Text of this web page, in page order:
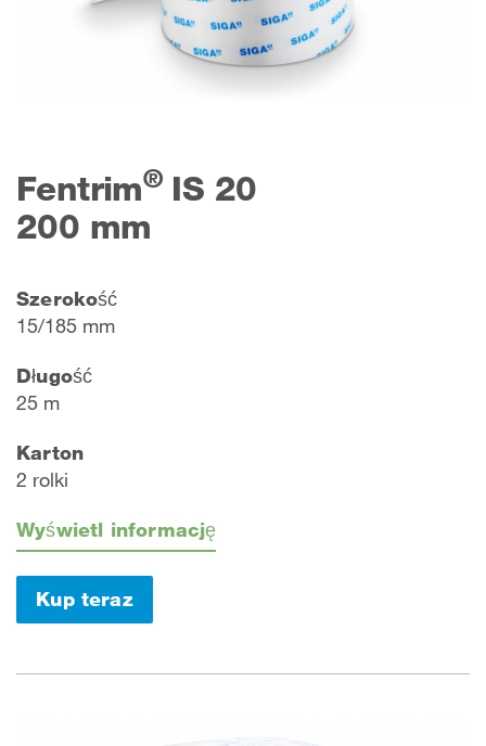
Fentrim®IS 20
200 mm
Szerokość
15/185 mm
Długość
25 m
Karton
2 rolki
Wyświetl informację
Kup teraz